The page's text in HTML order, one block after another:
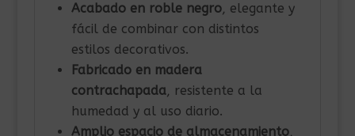
Acabado en roble negro, elegante y
fácil de combinar con distintos
estilos decorativos.
Fabricado en madera
contrachapada, resistente a la
humedad y al uso diario.
Amplio espacio de almacenamiento,